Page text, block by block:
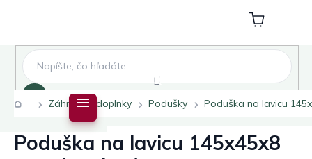
Nákupný
košík
DomovZáhradné doplnky Podušky Poduška na lavicu
Poduška na lavicu 145x45x8